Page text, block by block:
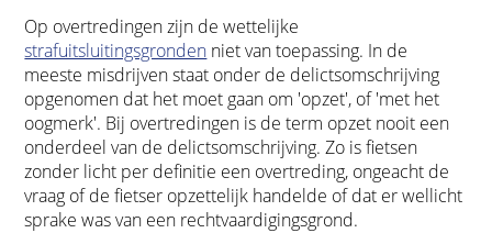
Op overtredingen zijn de wettelijke
strafuitsluitingsgronden niet van toepassing. In de
meeste misdrijven staat onder de delictsomschrijving
opgenomen dat het moet gaan om 'opzet', of 'met het
oogmerk'. Bij overtredingen is de term opzet nooit een
onderdeel van de delictsomschrijving. Zo is fietsen
zonder licht per definitie een overtreding, ongeacht de
vraag of de fietser opzettelijk handelde of dat er wellicht
sprake was van een rechtvaardigingsgrond.